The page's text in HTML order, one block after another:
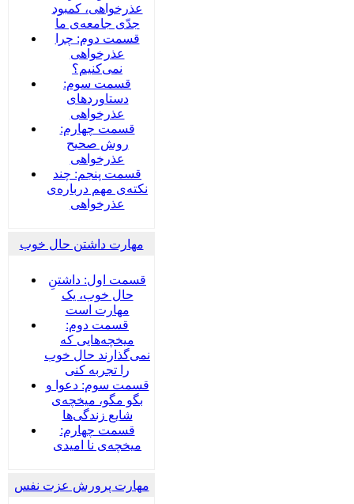
عذرخواهی، کمبود
جدّی جامعه‌ی ما
قسمت دوم: چرا
عذرخواهی
نمی‌کنیم؟
قسمت سوم:
دستاوردهای
عذرخواهی
قسمت چهارم:
روش صحیح
عذرخواهی
قسمت پنجم: چند
نکته‌ی مهم درباره‌ی
عذرخواهی
مهارت داشتن حال خوب
قسمت اول: داشتنِ
حال خوب، یک
مهارت است
قسمت دوم:
میخچه‌هایی که
نمی‌گذارند حال خوب
را تجربه کنی
قسمت سوم: دعوا و
بگو مگو، میخچه‌ی
شایع زندگی‌ها
قسمت چهارم:
میخچه‌ی نا امیدی
مهارت پرورش عزت نفس